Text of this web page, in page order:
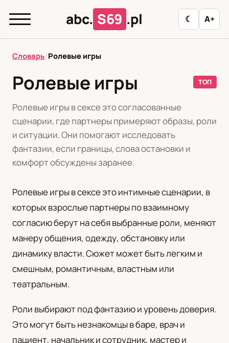
abc. S69 .pl ☾ A+
abc.
Л
М Н О П Р С Т
У
Ф
Ц Ш Э
PL
Polski Русский
Українська
Словарь/Ролевые игры
Ролевые игры ТОП
Ролевые игры в сексе это согласованные
сценарии, где партнеры примеряют образы, роли
и ситуации. Они помогают исследовать
фантазии, если границы, слова остановки и
комфорт обсуждены заранее.
Ролевые игры в сексе это интимные сценарии, в
которых взрослые партнеры по взаимному
согласию берут на себя выбранные роли, меняют
манеру общения, одежду, обстановку или
динамику власти. Сюжет может быть легким и
смешным, романтичным, властным или
театральным.
Роли выбирают под фантазию и уровень доверия.
Это могут быть незнакомцы в баре, врач и
пациент, начальник и сотрудник, мастер и